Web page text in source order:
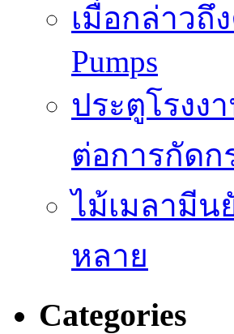
เมื่อกล่าวถึ
Pumps
ประตูโรง
ต่อการกัดก
ไม้เมลามีน
หลาย
Categories